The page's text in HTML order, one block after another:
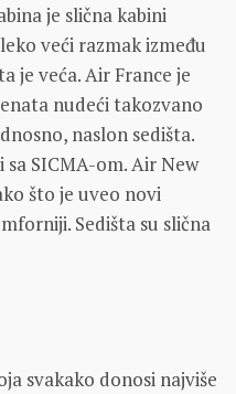
je slična kabini
veći razmak između
je veća. Air France je
nudeći takozvano
naslon sedišta.
SICMA-om. Air New
što je uveo novi
Sedišta su slična
svakako donosi najviše